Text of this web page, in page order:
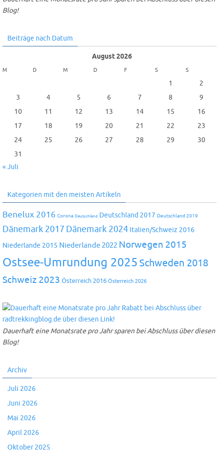
Blog!
Beiträge nach Datum
August 2026
M D M D F S S
1
2
3
4 5 6 7 8
9
10
11 12 13 14 15
16
17
18 19 20 21 22
23
24
25 26 27 28 29
30
31
« Juli
Kategorien mit den meisten Artikeln
Benelux 2016 Corona Deutschland Deutschland 2017 Deutschland 2019
Dänemark 2017 Dänemark 2024 Italien/Schweiz 2016
Niederlande 2015 Niederlande 2022 Norwegen 2015
Ostsee-Umrundung 2025 Schweden 2018
Schweiz 2023 Österreich 2016 Österreich 2026
Dauerhaft eine Monatsrate pro Jahr sparen bei Abschluss über diesen
Blog!
Archiv
Juli 2026
Juni 2026
Mai 2026
April 2026
Oktober 2025